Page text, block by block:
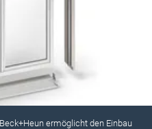
ermöglicht den Einbau